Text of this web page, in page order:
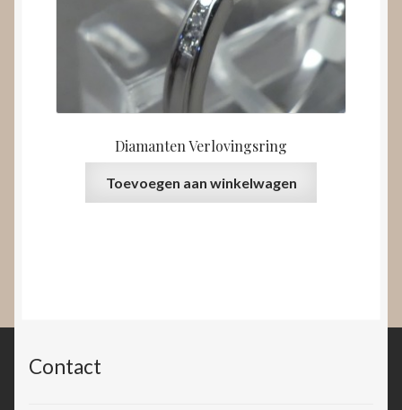
Diamanten Verlovingsring
Toevoegen aan winkelwagen
Contact